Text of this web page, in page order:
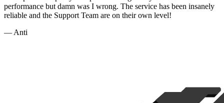
performance but damn was I wrong. The service has been insanely
reliable and the Support Team are on their own level!
— Anti